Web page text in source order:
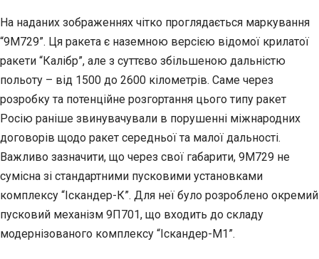
На наданих зображеннях чітко проглядається маркування
“9М729”. Ця ракета є наземною версією відомої крилатої
ракети “Калібр”, але з суттєво збільшеною дальністю
польоту – від 1500 до 2600 кілометрів. Саме через
розробку та потенційне розгортання цього типу ракет
Росію раніше звинувачували в порушенні міжнародних
договорів щодо ракет середньої та малої дальності.
Важливо зазначити, що через свої габарити, 9М729 не
сумісна зі стандартними пусковими установками
комплексу “Іскандер-К”. Для неї було розроблено окремий
пусковий механізм 9П701, що входить до складу
модернізованого комплексу “Іскандер-М1”.